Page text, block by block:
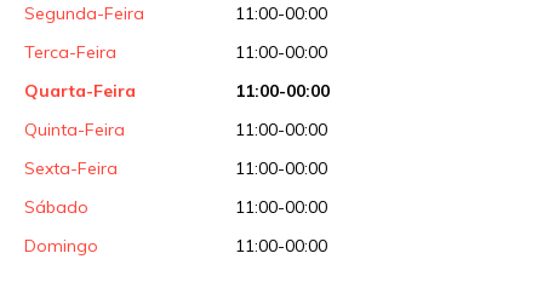
Segunda-Feira
11:00-00:00
Terca-Feira
11:00-00:00
Quarta-Feira
11:00-00:00
Quinta-Feira
11:00-00:00
Sexta-Feira
11:00-00:00
Sábado
11:00-00:00
Domingo
11:00-00:00